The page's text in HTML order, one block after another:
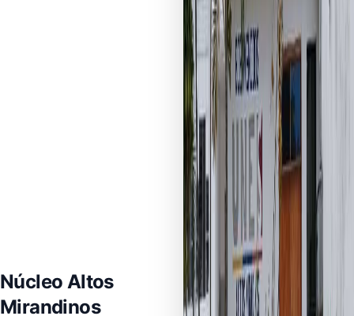
Núcleo Altos
Mirandinos